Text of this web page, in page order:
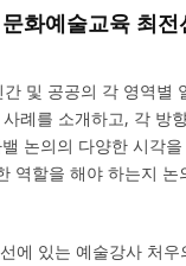
화예술교육 최
및 공공의 각 영역별
례를 소개하고, 각 방
논의의 다양한 시각
역할을 해야 하는지
에 있는 예술강사 처